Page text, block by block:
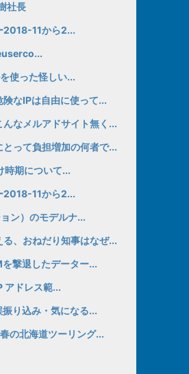
社長
2018-11から2...
使った怪しい...
なIPは自由に使って...
んなメルアドサイト無く...
って負担増加の何者で...
時期について...
2018-11から2...
ン）のモデルナ...
、おねだり知事はなぜ...
撃退したデーター...
アドレス範...
り込み・気になる...
の北海道ツーリング...